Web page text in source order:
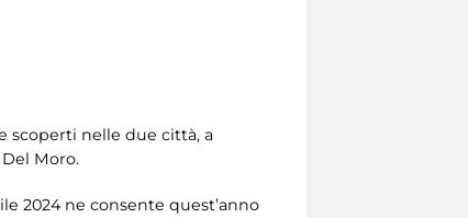
scoperti nelle due città, a
Moro.
2024 ne consente quest’anno